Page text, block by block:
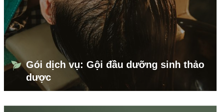
Gói dịch vụ: Gội đầu dưỡng sinh thảo
dược